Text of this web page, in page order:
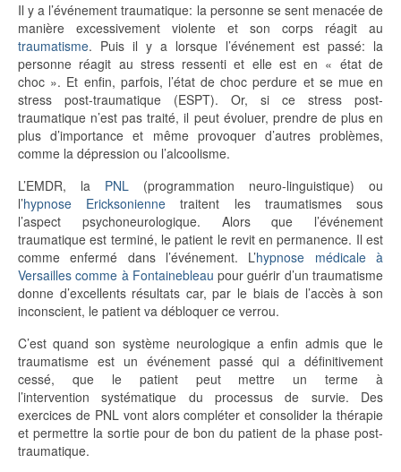
Il y a l’événement traumatique: la personne se sent menacée de
manière excessivement violente et son corps réagit au
traumatisme. Puis il y a lorsque l’événement est passé: la
personne réagit au stress ressenti et elle est en « état de
choc ». Et enfin, parfois, l’état de choc perdure et se mue en
stress post-traumatique (ESPT). Or, si ce stress post-
traumatique n’est pas traité, il peut évoluer, prendre de plus en
plus d’importance et même provoquer d’autres problèmes,
comme la dépression ou l’alcoolisme.
L’EMDR, la PNL (programmation neuro-linguistique) ou
l’hypnose Ericksonienne traitent les traumatismes sous
l’aspect psychoneurologique. Alors que l’événement
traumatique est terminé, le patient le revit en permanence. Il est
comme enfermé dans l’événement. L’hypnose médicale à
Versailles comme à Fontainebleau pour guérir d’un traumatisme
donne d’excellents résultats car, par le biais de l’accès à son
inconscient, le patient va débloquer ce verrou.
C’est quand son système neurologique a enfin admis que le
traumatisme est un événement passé qui a définitivement
cessé, que le patient peut mettre un terme à
l’intervention systématique du processus de survie. Des
exercices de PNL vont alors compléter et consolider la thérapie
et permettre la sortie pour de bon du patient de la phase post-
traumatique.